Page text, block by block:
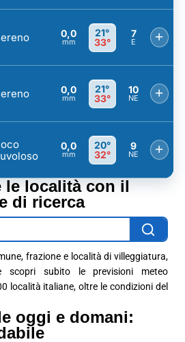
0,0
mm
21°
33°
7
E +
0,0
mm
21°
33°
10
NE +
0,0
mm
20°
32°
9
NE +
le località con il
di ricerca
frazione e località di villeggiatura,
scopri subito le previsioni meteo
località italiane, oltre le condizioni del
oggi e domani: